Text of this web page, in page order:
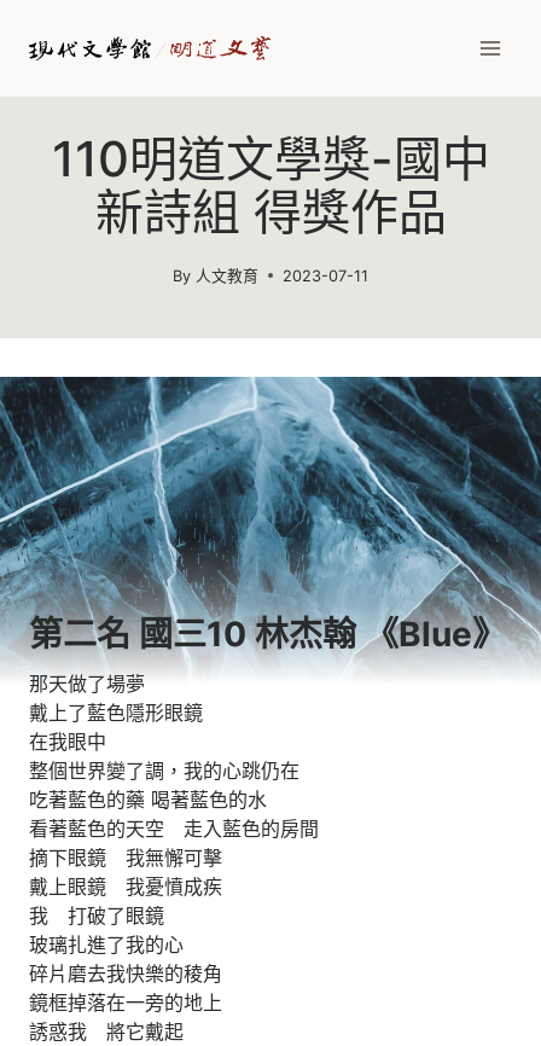
110明道文學獎-國中
新詩組 得獎作品
By 人文教育 2023-07-11
第二名 國三10 林杰翰 《Blue》
那天做了場夢
戴上了藍色隱形眼鏡
在我眼中
整個世界變了調，我的心跳仍在
吃著藍色的藥 喝著藍色的水
看著藍色的天空 走入藍色的房間
摘下眼鏡 我無懈可擊
戴上眼鏡 我憂憤成疾
我 打破了眼鏡
玻璃扎進了我的心
碎片磨去我快樂的稜角
鏡框掉落在一旁的地上
誘惑我 將它戴起